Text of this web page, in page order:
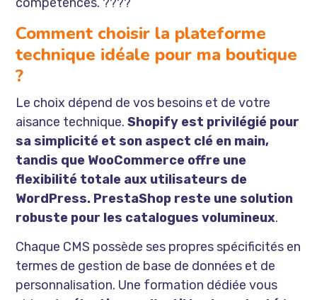
Comment choisir la plateforme
technique idéale pour ma boutique
?
Le choix dépend de vos besoins et de votre
aisance technique.Shopify est privilégié pour
sa simplicité et son aspect clé en main,
tandis que WooCommerce offre une
flexibilité totale aux utilisateurs de
WordPress. PrestaShop reste une solution
robuste pour les catalogues volumineux.
Chaque CMS possède ses propres spécificités en
termes de gestion de base de données et de
personnalisation. Une formation dédiée vous